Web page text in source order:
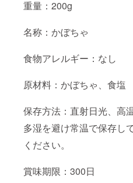
重量：200g
名称：かぼちゃ
食物アレルギー：なし
原材料：かぼちゃ、食塩
保存方法：直射日光、高
多湿を避け常温で保存し
ください。
賞味期限：300日